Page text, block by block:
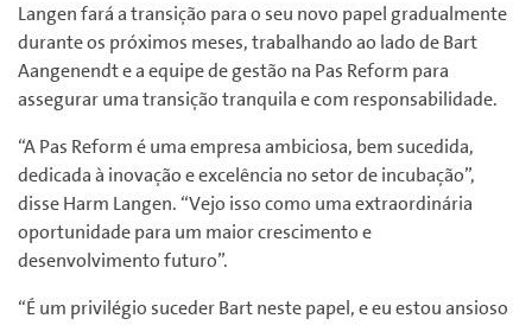
Langen fará a transição para o seu novo papel gradualmente
durante os próximos meses, trabalhando ao lado de Bart
Aangenendt e a equipe de gestão na Pas Reform para
assegurar uma transição tranquila e com responsabilidade.
“A Pas Reform é uma empresa ambiciosa, bem sucedida,
dedicada à inovação e excelência no setor de incubação”,
disse Harm Langen. “Vejo isso como uma extraordinária
oportunidade para um maior crescimento e
desenvolvimento futuro”.
“É um privilégio suceder Bart neste papel, e eu estou ansioso